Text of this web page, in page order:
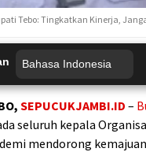
Tebo: Tingkatkan Kinerja,
SEPUCUKJAMBI.ID –
seluruh kepala
mendorong